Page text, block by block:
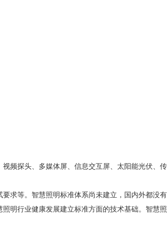
频探头、多媒体屏、信息交互屏、太阳能光伏、传
求等。智慧照明标准体系尚未建立，国内外都没有
明行业健康发展建立标准方面的技术基础。智慧照